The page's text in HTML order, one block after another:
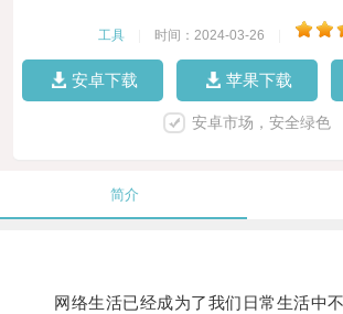
工具 时间：2024-03-26
安卓下载 苹果下载
安卓市场，安全绿色
简介
网络生活已经成为了我们日常生活中不